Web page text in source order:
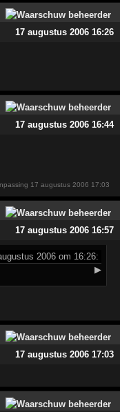
17 augustus 2006 16:26
17 augustus 2006 16:44
17 augustus 2006 17:03
17 augustus 2006 16:57
2006 om 16:26:
▶
17 augustus 2006 17:03